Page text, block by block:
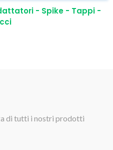
- Spike - Tappi -
di tutti i nostri prodotti